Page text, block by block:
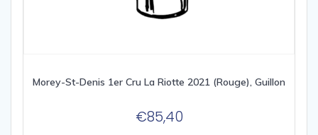
Morey-St-Denis 1er Cru La Riotte 2021 (Rouge), Guillon
€85,40